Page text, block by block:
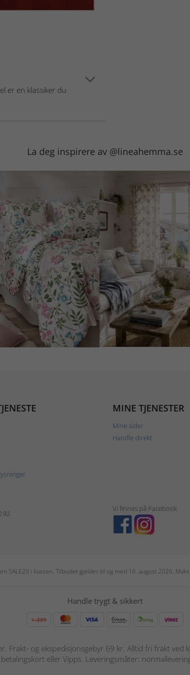
er en klassiker du
La deg inspirere av @lineahemma.se
MINE TJENESTER
Mine sider
Handle direkt
92
Vi finnes på Facebook
SALE20 i kassen. Tilbudet gjelder til og med 16. august 2026.
Handle trygt & sikkert
Frakt- og ekspedisjonsgebyr 69 kr. Alltid fri frakt ved
eller Vipps. Leveringsmåter: